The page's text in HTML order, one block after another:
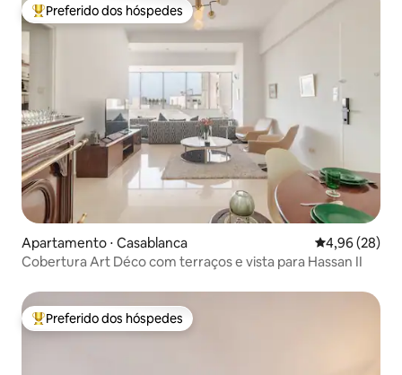
Entre os melhores preferidos dos hóspedes
Preferido dos hóspedes
Apartamento ⋅ Casablanca 4,96 de uma
4,96 (28)
Cobertura Art Déco com terraços e vista para Hassan II
Entre os melhores preferidos dos hóspedes
Preferido dos hóspedes